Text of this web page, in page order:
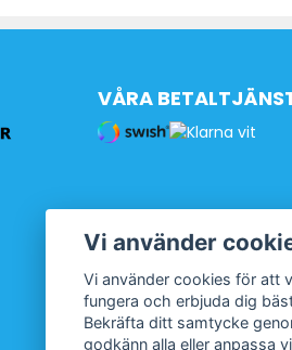
VÅRA
Vi använder
Vi använder cookies för att
fungera och erbjuda dig
Bekräfta ditt samtycke
godkänn alla eller anpassa